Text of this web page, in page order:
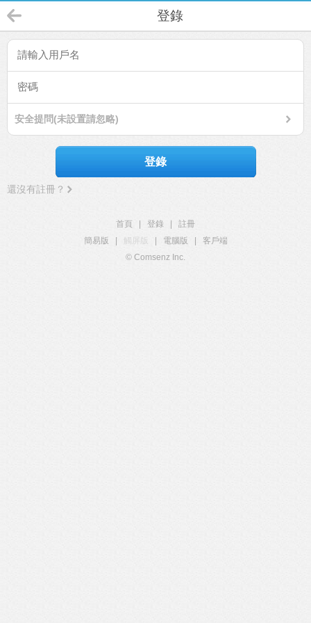
登錄
安全提問(未設置請忽略)
登錄
還沒有註冊？
首頁 登錄
註冊
簡易版
觸屏版 電腦版
客戶端
© Comsenz Inc.